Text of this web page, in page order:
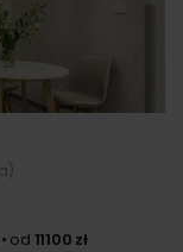
od 11100 zł